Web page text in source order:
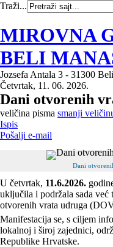
Traži...
MIROVNA
BELI
Jozsefa Antala 3 - 31300
Četvrtak, 11. 06. 2026.
Dani otvorenih
veličina pisma smanji
Ispis
Pošalji e-mail
Dani
U četvrtak, 11.6.2026.
uključila i podržala sada
otvorenih vrata udruga
Manifestacija se, s ciljem
lokalnoj i široj zajednici,
Republike Hrvatske.